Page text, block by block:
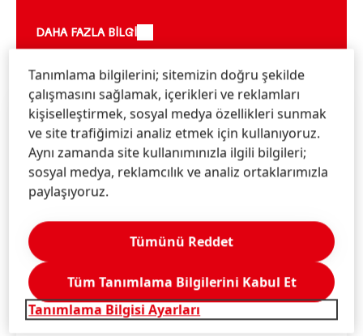
DAHA FAZLA BILGI
Tanımlama bilgilerini; sitemizin doğru şekilde
çalışmasını sağlamak, içerikleri ve reklamları
kişiselleştirmek, sosyal medya özellikleri sunmak
ve site trafiğimizi analiz etmek için kullanıyoruz.
Aynı zamanda site kullanımınızla ilgili bilgileri;
sosyal medya, reklamcılık ve analiz ortaklarımızla
paylaşıyoruz.
Tanımlama Bilgisi Ayarları
Tümünü Reddet
Tüm Tanımlama Bilgilerini Kabul Et